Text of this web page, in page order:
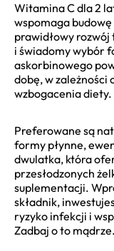
Witamina C dla 2
wspomaga
prawidłowy rozwój
i świadomy wybór
askorbinowego
dobę, w zależności
wzbogacenia diety.
Preferowane są
formy płynne,
dwulatka, która
przesłodzonych
suplementacji.
składnik,
ryzyko infekcji i
Zadbaj o to mądrze.